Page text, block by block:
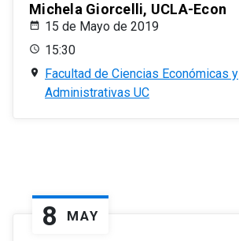
Michela Giorcelli, UCLA-Econ
15 de Mayo de 2019
15:30
Facultad de Ciencias Económicas y
Administrativas UC
8 MAY